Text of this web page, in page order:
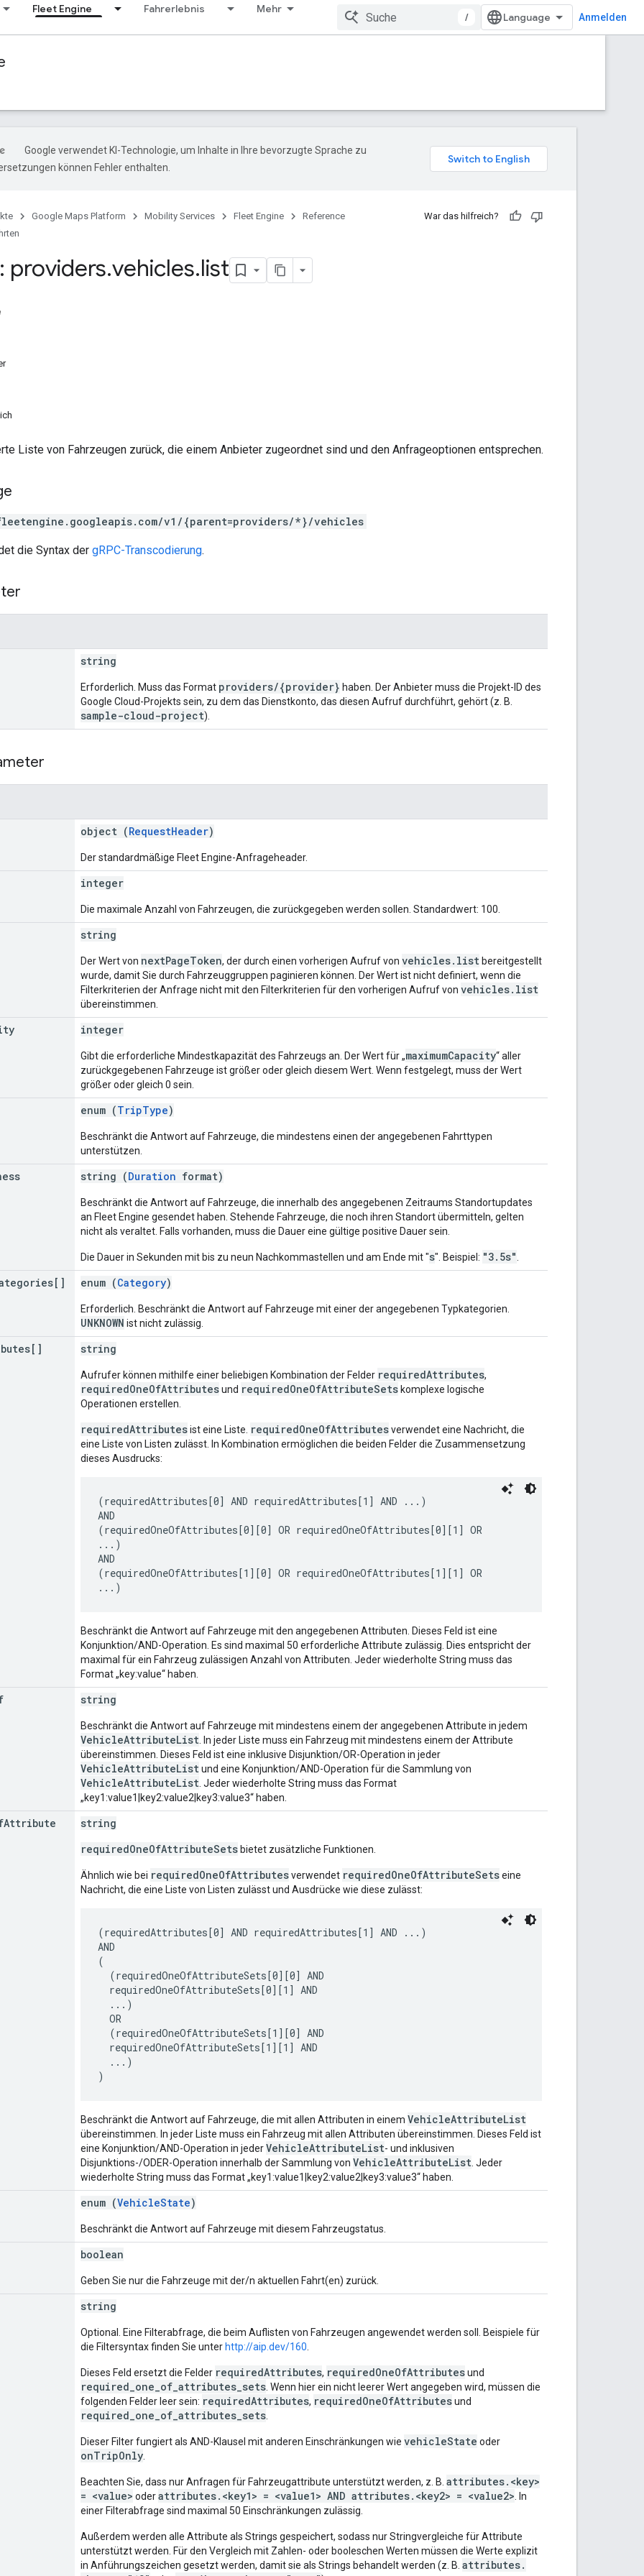
Fleet Engine Fahrerlebnis Mehr
/ Anmelden
Google verwendet KI-Technologie, um Inhalte in Ihre bevorzugte Sprache zu
können Fehler enthalten.
Google Maps Platform Mobility Services Fleet Engine
Reference
War das hilfreich?
providers.vehicles.list
Liste von Fahrzeugen zurück, die einem Anbieter zugeordnet sind und den Anfrageoptionen entsprechen.
v1/{parent=providers/*}/vehicles
die Syntax der gRPC-Transcodierung.
string
Erforderlich. Muss das Format providers/{provider} haben. Der Anbieter muss die Projekt-ID des
Google Cloud-Projekts sein, zu dem das Dienstkonto, das diesen Aufruf durchführt, gehört (z. B.
sample-cloud-project).
object (RequestHeader)
Der standardmäßige Fleet Engine-Anfrageheader.
integer
Die maximale Anzahl von Fahrzeugen, die zurückgegeben werden sollen. Standardwert: 100.
string
Der Wert von nextPageToken, der durch einen vorherigen Aufruf von vehicles.list bereitgestellt
wurde, damit Sie durch Fahrzeuggruppen paginieren können. Der Wert ist nicht definiert, wenn die
Filterkriterien der Anfrage nicht mit den Filterkriterien für den vorherigen Aufruf von vehicles.list
übereinstimmen.
integer
Gibt die erforderliche Mindestkapazität des Fahrzeugs an. Der Wert für „maximumCapacity“ aller
zurückgegebenen Fahrzeuge ist größer oder gleich diesem Wert. Wenn festgelegt, muss der Wert
größer oder gleich 0 sein.
enum (TripType)
Beschränkt die Antwort auf Fahrzeuge, die mindestens einen der angegebenen Fahrttypen
unterstützen.
string (Duration format)
Beschränkt die Antwort auf Fahrzeuge, die innerhalb des angegebenen Zeitraums Standortupdates
an Fleet Engine gesendet haben. Stehende Fahrzeuge, die noch ihren Standort übermitteln, gelten
nicht als veraltet. Falls vorhanden, muss die Dauer eine gültige positive Dauer sein.
Die Dauer in Sekunden mit bis zu neun Nachkommastellen und am Ende mit "s". Beispiel: "3.5s"
enum (Category)
Erforderlich. Beschränkt die Antwort auf Fahrzeuge mit einer der angegebenen Typkategorien.
UNKNOWN ist nicht zulässig.
string
Aufrufer können mithilfe einer beliebigen Kombination der Felder requiredAttributes,
requiredOneOfAttributesund requiredOneOfAttributeSets komplexe logische
Operationen erstellen.
requiredAttributesist eine Liste. requiredOneOfAttributesverwendet eine Nachricht, die
eine Liste von Listen zulässt. In Kombination ermöglichen die beiden Felder die Zusammensetzung
dieses Ausdrucks:
(requiredAttributes[0] AND requiredAttributes[1] AND ...)
AND
(requiredOneOfAttributes[0][0] OR requiredOneOfAttributes[0][1] OR
...)
AND
(requiredOneOfAttributes[1][0] OR requiredOneOfAttributes[1][1] OR
Beschränkt die Antwort auf Fahrzeuge mit den angegebenen Attributen. Dieses Feld ist eine
Konjunktion/AND-Operation. Es sind maximal 50 erforderliche Attribute zulässig. Dies entspricht der
maximal für ein Fahrzeug zulässigen Anzahl von Attributen. Jeder wiederholte String muss das
Format „key:value“ haben.
string
Beschränkt die Antwort auf Fahrzeuge mit mindestens einem der angegebenen Attribute in jedem
VehicleAttributeList . In jeder Liste muss ein Fahrzeug mit mindestens einem der Attribute
übereinstimmen. Dieses Feld ist eine inklusive Disjunktion/OR-Operation in jeder
VehicleAttributeListund eine Konjunktion/AND-Operation für die Sammlung von
VehicleAttributeList . Jeder wiederholte String muss das Format
„key1:value1|key2:value2|key3:value3“ haben.
Attribute
string
requiredOneOfAttributeSets bietet zusätzliche Funktionen.
Ähnlich wie bei requiredOneOfAttributesverwendet requiredOneOfAttributeSetseine
Nachricht, die eine Liste von Listen zulässt und Ausdrücke wie diese zulässt:
(requiredAttributes[0] AND requiredAttributes[1] AND ...)
AND
(
  (requiredOneOfAttributeSets[0][0] AND
  requiredOneOfAttributeSets[0][1] AND
  ...)
  OR
  (requiredOneOfAttributeSets[1][0] AND
  requiredOneOfAttributeSets[1][1] AND
  ...)
Beschränkt die Antwort auf Fahrzeuge, die mit allen Attributen in einem VehicleAttributeList
übereinstimmen. In jeder Liste muss ein Fahrzeug mit allen Attributen übereinstimmen. Dieses Feld ist
eine Konjunktion/AND-Operation in jederVehicleAttributeList- und inklusiven
Disjunktions-/ODER-Operation innerhalb der Sammlung von VehicleAttributeList . Jeder
wiederholte String muss das Format „key1:value1|key2:value2|key3:value3“ haben.
enum (VehicleState)
Beschränkt die Antwort auf Fahrzeuge mit diesem Fahrzeugstatus.
boolean
Geben Sie nur die Fahrzeuge mit der/n aktuellen Fahrt(en) zurück.
string
Optional. Eine Filterabfrage, die beim Auflisten von Fahrzeugen angewendet werden soll. Beispiele für
die Filtersyntax finden Sie unter http://aip.dev/160
Dieses Feld ersetzt die Felder requiredAttributes, requiredOneOfAttributesund
required_one_of_attributes_sets . Wenn hier ein nicht leerer Wert angegeben wird, müssen die
folgenden Felder leer sein: requiredAttributes, requiredOneOfAttributesund
required_one_of_attributes_sets
Dieser Filter fungiert als AND-Klausel mit anderen Einschränkungen wie vehicleState oder
onTripOnly
Beachten Sie, dass nur Anfragen für Fahrzeugattribute unterstützt werden, z. B. attributes.<key>
= <value> oderattributes.<key1> = <value1> AND attributes.<key2> = <value2> . In
einer Filterabfrage sind maximal 50 Einschränkungen zulässig.
Außerdem werden alle Attribute als Strings gespeichert, sodass nur Stringvergleiche für Attribute
unterstützt werden. Für den Vergleich mit Zahlen- oder booleschen Werten müssen die Werte explizit
in Anführungszeichen gesetzt werden, damit sie als Strings behandelt werden (z. B. attributes.